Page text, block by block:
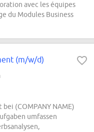
avec les équipes
du Modules Business
(m/w/d)
(COMPANY NAME)
umfassen